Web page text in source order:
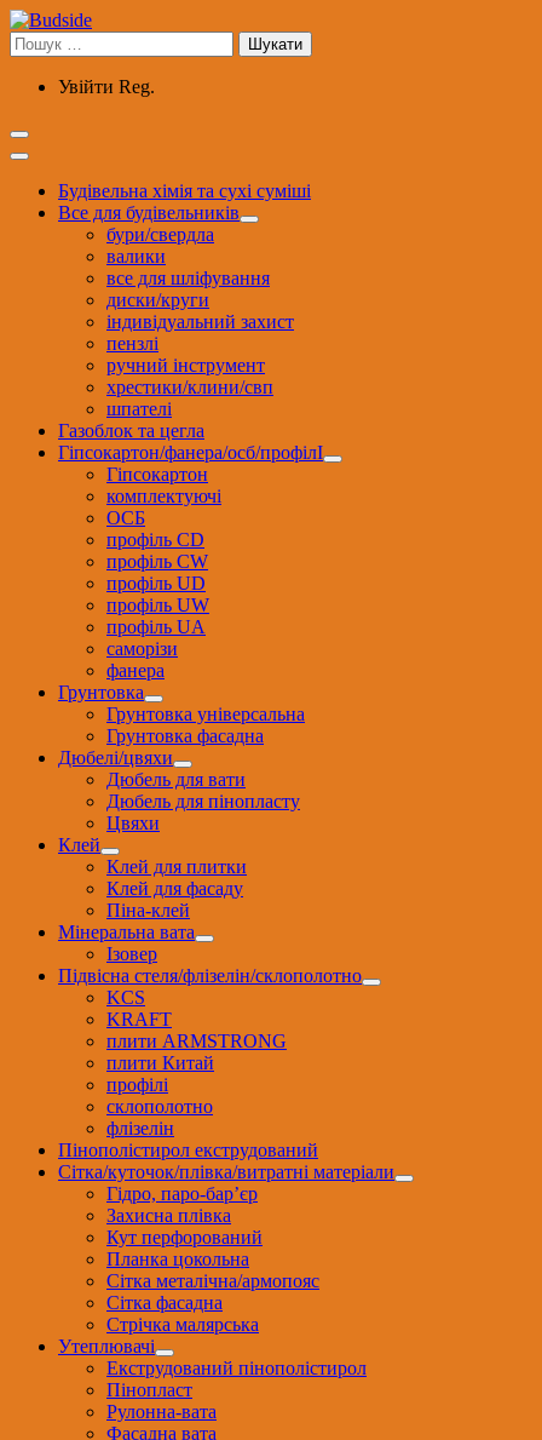
Перейти
до
вмісту
Пошук:
Увійти Reg.
Будівельна хімія та сухі суміші
Все для будівельників
бури/свердла
валики
все для шліфування
диски/круги
індивідуальний захист
пензлі
ручний інструмент
хрестики/клини/свп
шпателі
Газоблок та цегла
Гіпсокартон/фанера/осб/профілІ
Гіпсокартон
комплектуючі
ОСБ
профіль CD
профіль CW
профіль UD
профіль UW
профіль UА
саморізи
фанера
Грунтовка
Грунтовка універсальна
Грунтовка фасадна
Дюбелі/цвяхи
Дюбель для вати
Дюбель для пінопласту
Цвяхи
Клей
Клей для плитки
Клей для фасаду
Піна-клей
Мінеральна вата
Ізовер
Підвісна стеля/флізелін/склополотно
KCS
KRAFT
плити ARMSTRONG
плити Китай
профілі
склополотно
флізелін
Пінополістирол екструдований
Сітка/куточок/плівка/витратні матеріали
Гідро, паро-бар’єр
Захисна плівка
Кут перфорований
Планка цокольна
Сітка металічна/армопояс
Сітка фасадна
Стрічка малярська
Утеплювачі
Екструдований пінополістирол
Пінопласт
Рулонна-вата
Фасадна вата